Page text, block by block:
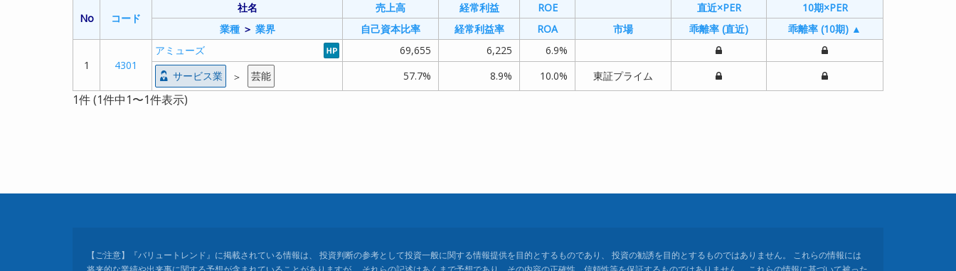
No コード
社名 売上高 経常利益 ROE 直近×PER
10期×PER
業種＞ 業界 自己資本比率 経常利益率 ROA 市場 乖離率 (直近) 乖離率 (10期) ▲
1 4301
アミューズ 69,655 6,225
6.9%
サービス業
＞ 芸能 57.7% 8.9% 10.0% 東証プライム
1件 (1件中1〜1件表示)
【ご注意】『バリュートレンド』に掲載されている情報は、 投資判断の参考として投資一般に関する情報提供を目的とするものであり、 投資の勧誘を目的とするものではありません。 これらの情報には